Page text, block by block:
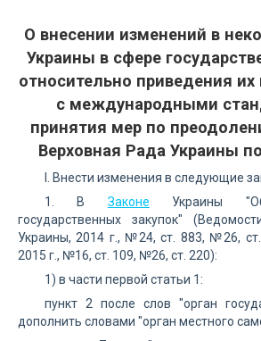
О внесении изменений в
Украины в сфере
относительно приведения их
с международными
принятия мер по
Верховная Рада Украины
I. Внести изменения в следующие
1. В Законе Украины "Об
государственных закупок"
Украины, 2014 г., №24, ст. 883, №26,
2015 г., №16, ст. 109, №26, ст. 220):
1) в части первой статьи 1:
пункт 2 после слов "орган
дополнить словами "орган местного